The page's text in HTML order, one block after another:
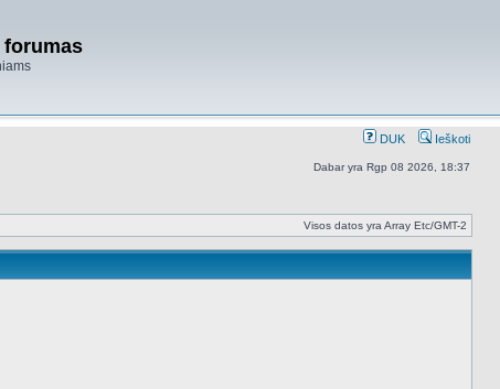
forumas
DUK Ieškoti
Dabar yra Rgp 08 2026, 18:37
Visos datos yra Array Etc/GMT-2